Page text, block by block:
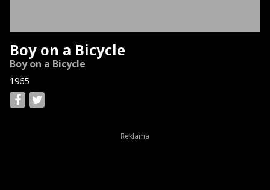
Boy on a Bicycle
Boy on a Bicycle
1965